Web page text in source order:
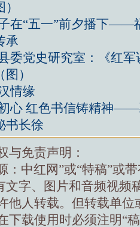
在“五一”前夕播下——
承
委党史研究室：《红军
）
情缘
心 红色书信铸精神——
书长徐
与免责声明：
：中红网”或“特稿”或
文字、图片和音频视频
他人转载。但转载单位
下载使用时必须注明“